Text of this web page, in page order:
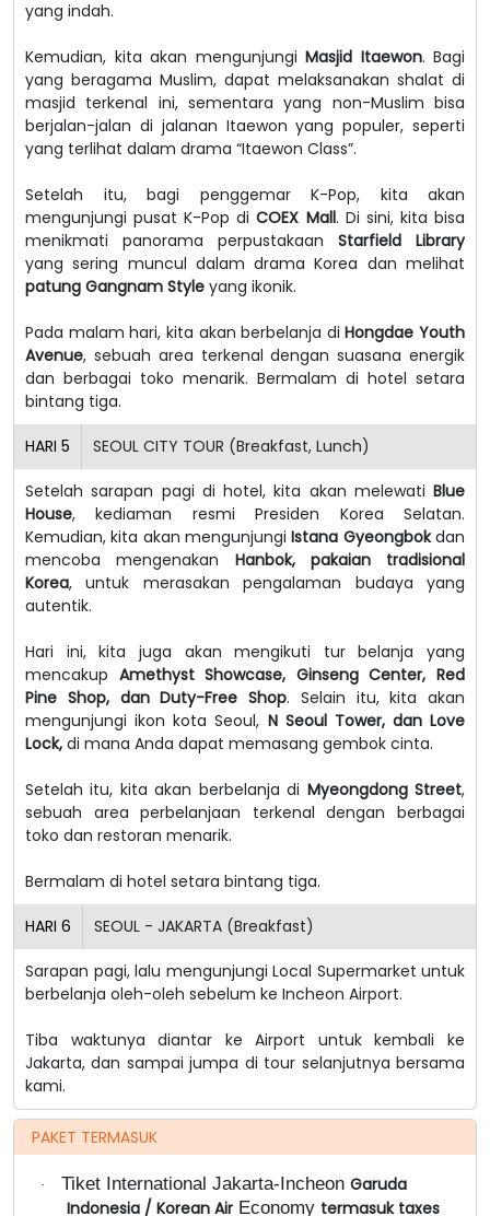
yang indah.
Kemudian, kita akan mengunjungi Masjid Itaewon. Bagi
yang beragama Muslim, dapat melaksanakan shalat di
masjid terkenal ini, sementara yang non-Muslim bisa
berjalan-jalan di jalanan Itaewon yang populer, seperti
yang terlihat dalam drama “Itaewon Class”.
Setelah itu, bagi penggemar K-Pop, kita akan
mengunjungi pusat K-Pop diCOEX Mall. Di sini, kita bisa
menikmati panorama perpustakaan Starfield Library
yang sering muncul dalam drama Korea dan melihat
patung Gangnam Style yang ikonik.
Pada malam hari, kita akan berbelanja diHongdae Youth
Avenue, sebuah area terkenal dengan suasana energik
dan berbagai toko menarik. Bermalam di hotel setara
bintang tiga.
HARI 5 SEOUL CITY TOUR (Breakfast, Lunch)
Setelah sarapan pagi di hotel, kita akan melewati Blue
House, kediaman resmi Presiden Korea Selatan.
Kemudian, kita akan mengunjungiIstana Gyeongbokdan
mencoba mengenakan Hanbok,
pakaian tradisional
Korea, untuk merasakan pengalaman budaya yang
autentik.
Hari ini, kita juga akan mengikuti tur belanja yang
mencakup Amethyst Showcase, Ginseng Center, Red
Pine Shop, dan Duty-Free Shop. Selain itu, kita akan
mengunjungi ikon kota Seoul, N Seoul Tower, dan Love
Lock, di mana Anda dapat memasang gembok cinta.
Setelah itu, kita akan berbelanja di Myeongdong Street,
sebuah area perbelanjaan terkenal dengan berbagai
toko dan restoran menarik.
Bermalam di hotel setara bintang tiga.
HARI 6 SEOUL - JAKARTA (Breakfast)
Sarapan pagi, lalu mengunjungi Local Supermarket untuk
berbelanja oleh-oleh sebelum ke Incheon Airport.
Tiba waktunya diantar ke Airport untuk kembali ke
Jakarta, dan sampai jumpa di tour selanjutnya bersama
kami.
PAKET TERMASUK
· Tiket International Jakarta-IncheonGaruda
Indonesia / Korean Air Economy termasuk taxes